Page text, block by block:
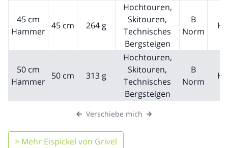
45 cm
Hammer
45 cm 264 g
Hochtouren,
Skitouren,
Technisches
Bergsteigen
B
Norm
50 cm
Hammer
50 cm 313 g
Hochtouren,
Skitouren,
Technisches
Bergsteigen
B
Norm
Verschiebe mich
> Mehr Eispickel von Grivel